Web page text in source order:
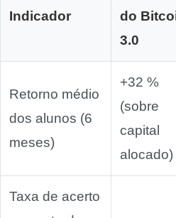
Indicador
do
3.0
Retorno médio
dos alunos (6
meses)
+32 %
(sobre
capital
alocado)
Taxa de acerto